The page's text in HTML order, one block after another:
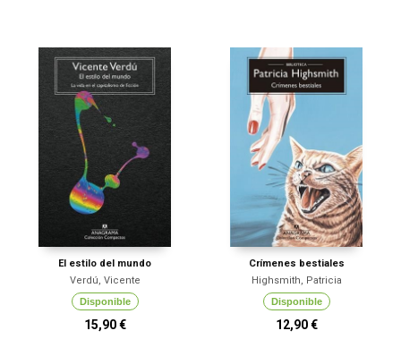
El estilo del mundo
Verdú, Vicente
Disponible
15,90 €
Crímenes bestiales
Highsmith, Patricia
Disponible
12,90 €